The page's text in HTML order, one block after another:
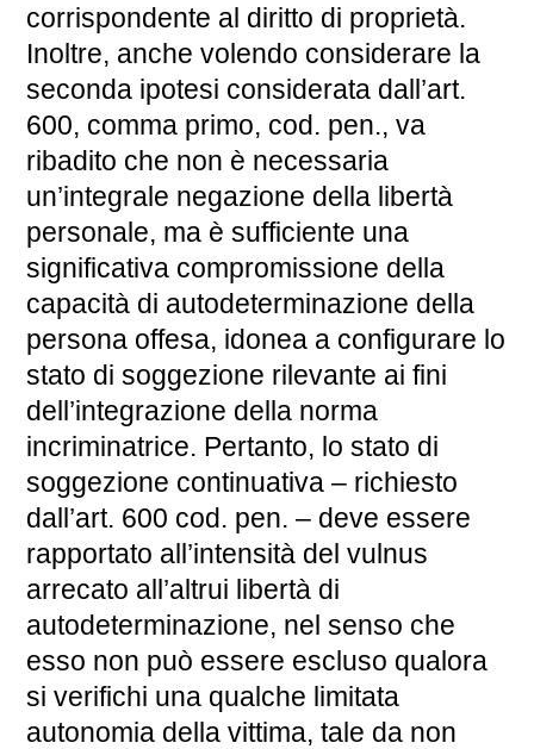
corrispondente al diritto di proprietà.
Inoltre, anche volendo considerare la
seconda ipotesi considerata dall’art.
600, comma primo, cod. pen., va
ribadito che non è necessaria
un’integrale negazione della libertà
personale, ma è sufficiente una
significativa compromissione della
capacità di autodeterminazione della
persona offesa, idonea a configurare lo
stato di soggezione rilevante ai fini
dell’integrazione della norma
incriminatrice. Pertanto, lo stato di
soggezione continuativa – richiesto
dall’art. 600 cod. pen. – deve essere
rapportato all’intensità del vulnus
arrecato all’altrui libertà di
autodeterminazione, nel senso che
esso non può essere escluso qualora
si verifichi una qualche limitata
autonomia della vittima, tale da non